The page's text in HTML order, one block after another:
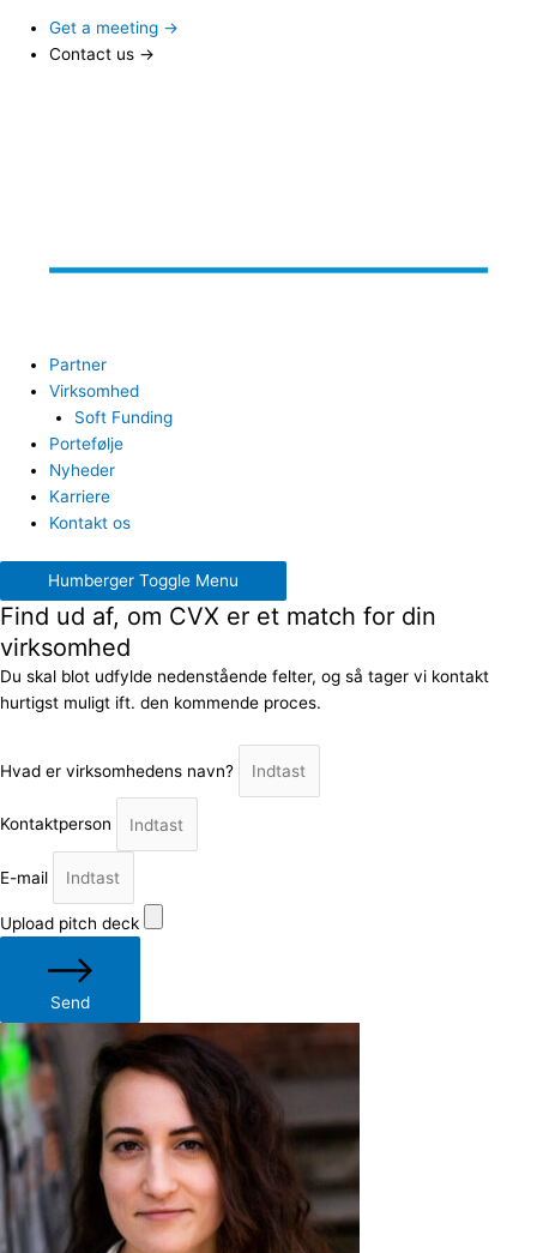
Get a meeting →
Contact us →
Partner
Virksomhed
Soft Funding
Portefølje
Nyheder
Karriere
Kontakt os
Humberger Toggle Menu
Find ud af, om CVX er et match for din
virksomhed
Du skal blot udfylde nedenstående felter, og så tager vi kontakt
hurtigst muligt ift. den kommende proces.
Hvad er virksomhedens navn?
Kontaktperson
E-mail
Upload pitch deck
Send